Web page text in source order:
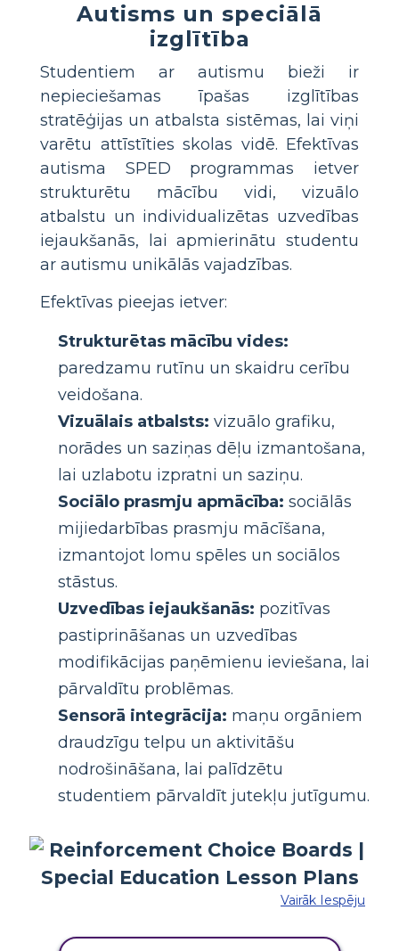
Autisms un speciālā
izglītība
Studentiem ar autismu bieži ir
nepieciešamas īpašas izglītības
stratēģijas un atbalsta sistēmas, lai viņi
varētu attīstīties skolas vidē. Efektīvas
autisma SPED programmas ietver
strukturētu mācību vidi, vizuālo
atbalstu un individualizētas uzvedības
iejaukšanās, lai apmierinātu studentu
ar autismu unikālās vajadzības.
Efektīvas pieejas ietver:
Strukturētas mācību vides:
paredzamu rutīnu un skaidru cerību
veidošana.
Vizuālais atbalsts: vizuālo grafiku,
norādes un saziņas dēļu izmantošana,
lai uzlabotu izpratni un saziņu.
Sociālo prasmju apmācība: sociālās
mijiedarbības prasmju mācīšana,
izmantojot lomu spēles un sociālos
stāstus.
Uzvedības iejaukšanās: pozitīvas
pastiprināšanas un uzvedības
modifikācijas paņēmienu ieviešana, lai
pārvaldītu problēmas.
Sensorā integrācija: maņu orgāniem
draudzīgu telpu un aktivitāšu
nodrošināšana, lai palīdzētu
studentiem pārvaldīt jutekļu jutīgumu.
Vairāk Iespēju